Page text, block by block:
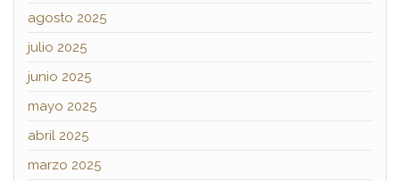
agosto 2025
julio 2025
junio 2025
mayo 2025
abril 2025
marzo 2025